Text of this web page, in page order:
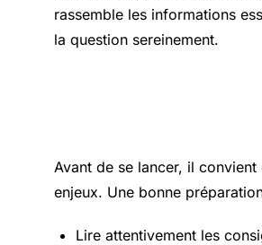
rassemble les informations
la question sereinement.
Avant de se lancer, il
enjeux. Une bonne
Lire attentivement les